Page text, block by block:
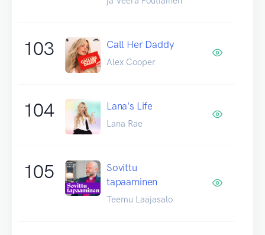
103 Call Her Daddy
Alex Cooper
104 Lana's Life
Lana Rae
105
Sovittu
tapaaminen
Teemu Laajasalo